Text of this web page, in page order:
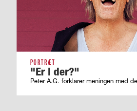
PORTRÆT
"Er I der?"
Peter A.G. forklarer meningen med